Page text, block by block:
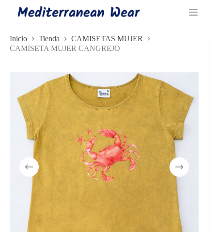
Inicio Tienda
CAMISETAS MUJER
CAMISETA MUJER CANGREJO